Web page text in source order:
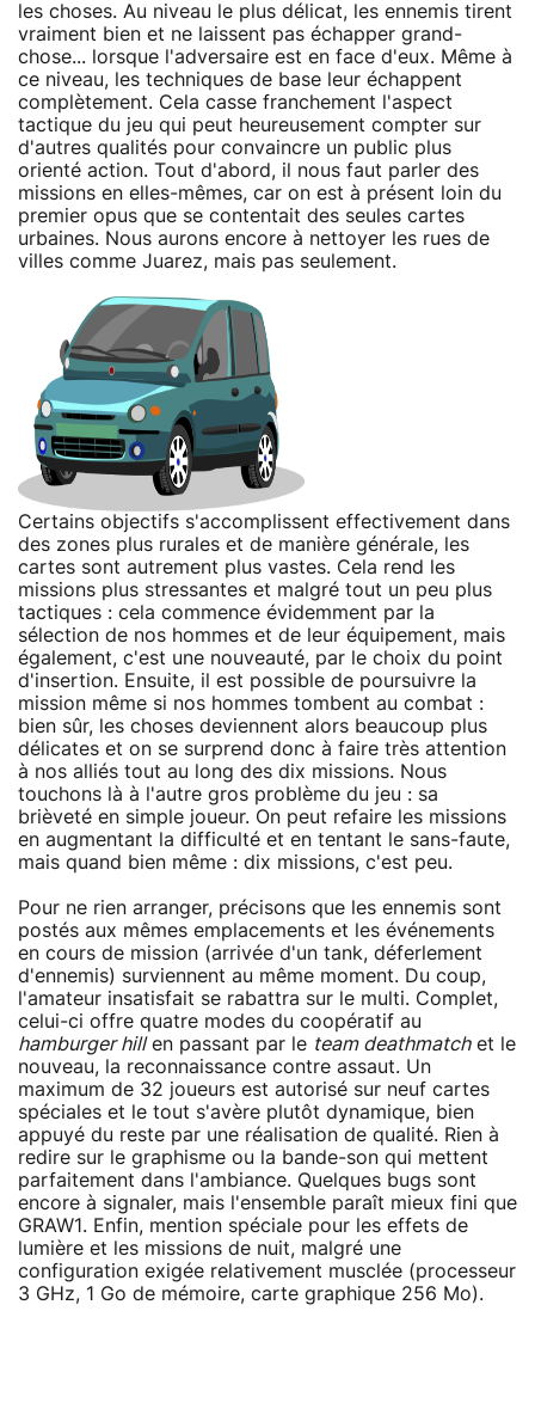
les choses. Au niveau le plus délicat, les ennemis tirent
vraiment bien et ne laissent pas échapper grand-
chose... lorsque l'adversaire est en face d'eux. Même à
ce niveau, les techniques de base leur échappent
complètement. Cela casse franchement l'aspect
tactique du jeu qui peut heureusement compter sur
d'autres qualités pour convaincre un public plus
orienté action. Tout d'abord, il nous faut parler des
missions en elles-mêmes, car on est à présent loin du
premier opus que se contentait des seules cartes
urbaines. Nous aurons encore à nettoyer les rues de
villes comme Juarez, mais pas seulement.
Certains objectifs s'accomplissent effectivement dans
des zones plus rurales et de manière générale, les
cartes sont autrement plus vastes. Cela rend les
missions plus stressantes et malgré tout un peu plus
tactiques : cela commence évidemment par la
sélection de nos hommes et de leur équipement, mais
également, c'est une nouveauté, par le choix du point
d'insertion. Ensuite, il est possible de poursuivre la
mission même si nos hommes tombent au combat :
bien sûr, les choses deviennent alors beaucoup plus
délicates et on se surprend donc à faire très attention
à nos alliés tout au long des dix missions. Nous
touchons là à l'autre gros problème du jeu : sa
brièveté en simple joueur. On peut refaire les missions
en augmentant la difficulté et en tentant le sans-faute,
mais quand bien même : dix missions, c'est peu.
Pour ne rien arranger, précisons que les ennemis sont
postés aux mêmes emplacements et les événements
en cours de mission (arrivée d'un tank, déferlement
d'ennemis) surviennent au même moment. Du coup,
l'amateur insatisfait se rabattra sur le multi. Complet,
celui-ci offre quatre modes du coopératif au
hamburger hillen passant par le team deathmatchet le
nouveau, la reconnaissance contre assaut. Un
maximum de 32 joueurs est autorisé sur neuf cartes
spéciales et le tout s'avère plutôt dynamique, bien
appuyé du reste par une réalisation de qualité. Rien à
redire sur le graphisme ou la bande-son qui mettent
parfaitement dans l'ambiance. Quelques bugs sont
encore à signaler, mais l'ensemble paraît mieux fini que
GRAW1. Enfin, mention spéciale pour les effets de
lumière et les missions de nuit, malgré une
configuration exigée relativement musclée (processeur
3 GHz, 1 Go de mémoire, carte graphique 256 Mo).